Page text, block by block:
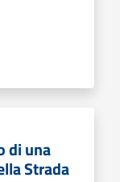
di una
Strada